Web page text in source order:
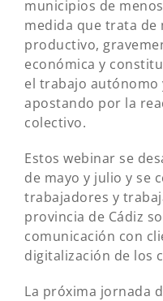
municipios de
medida que trata
productivo,
económica y
el trabajo autónomo
apostando por la
colectivo.
Estos webinar se
de mayo y julio y se
trabajadores y
provincia de Cádiz
comunicación con
digitalización de los
La próxima jornada